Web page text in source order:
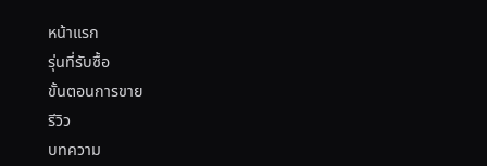
หน้าแรก
รุ่นที่รับซื้อ
ขั้นตอนการขาย
รีวิว
บทความ